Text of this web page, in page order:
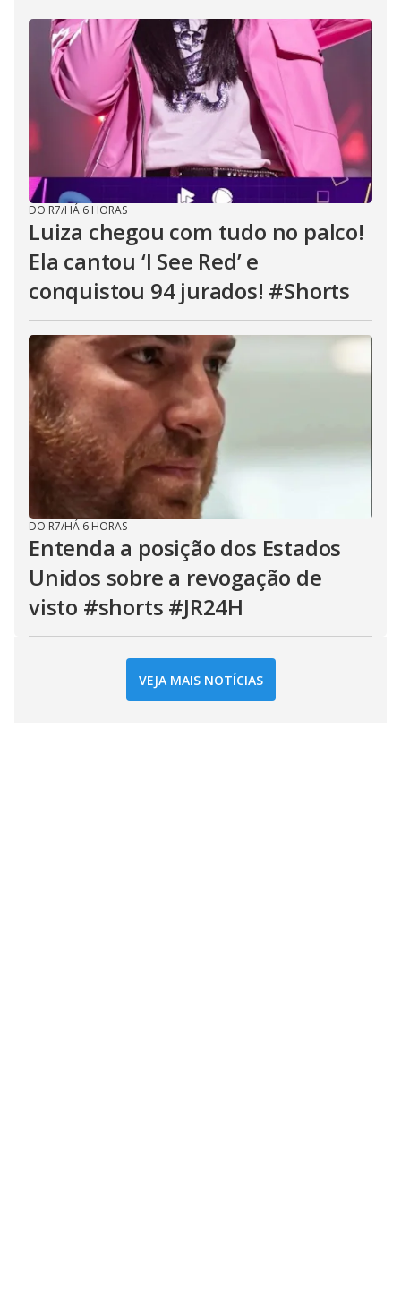
DO R7/HÁ 6 HORAS
Luiza chegou com tudo no palco!
Ela cantou ‘I See Red’ e
conquistou 94 jurados! #Shorts
DO R7/HÁ 6 HORAS
Entenda a posição dos Estados
Unidos sobre a revogação de
visto #shorts #JR24H
VEJA MAIS NOTÍCIAS